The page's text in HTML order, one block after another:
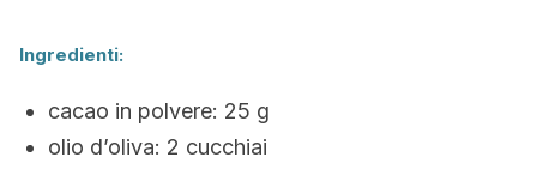
Ingredienti:
cacao in polvere: 25 g
olio d’oliva: 2 cucchiai